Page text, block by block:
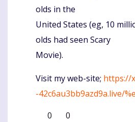
olds in the
United States (eg, 10
olds had seen Scary
Movie).
Visit my web-site; https://
-42c6au3bb9azd9a.live/
0
0